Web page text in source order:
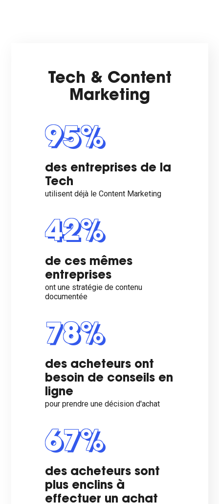
Tech & Content
Marketing
95%
des entreprises de la
Tech
utilisent déjà le Content Marketing
42%
de ces mêmes
entreprises
ont une stratégie de contenu
documentée
78%
des acheteurs ont
besoin de conseils en
ligne
pour prendre une décision d'achat
67%
des acheteurs sont
plus enclins à
effectuer un achat